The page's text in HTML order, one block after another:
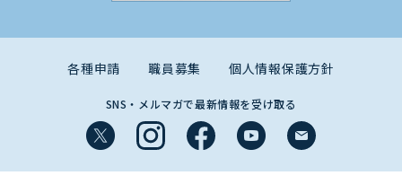
各種申請 職員募集 個人情報保護方針
SNS・メルマガで最新情報を受け取る